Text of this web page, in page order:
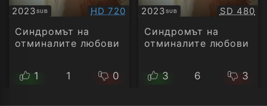
2023SUB
Субтитри Качество:
HD 720
Синдромът на
отминалите любови
1 1 0
2023SUB
Субтитри SD 480
Синдромът на
отминалите любови
3 6 3